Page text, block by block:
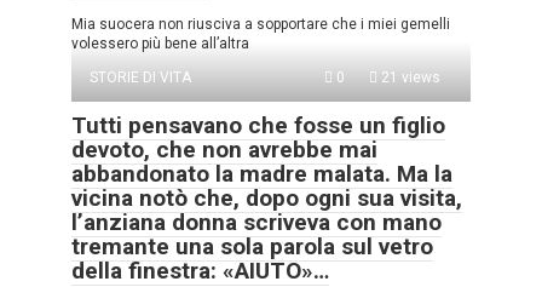
Mia suocera non riusciva a sopportare che i miei gemelli
volessero più bene all’altra
STORIE DI VITA
0 21 views
Tutti pensavano che fosse un figlio
devoto, che non avrebbe mai
abbandonato la madre malata. Ma la
vicina notò che, dopo ogni sua visita,
l’anziana donna scriveva con mano
tremante una sola parola sul vetro
della finestra: «AIUTO»…